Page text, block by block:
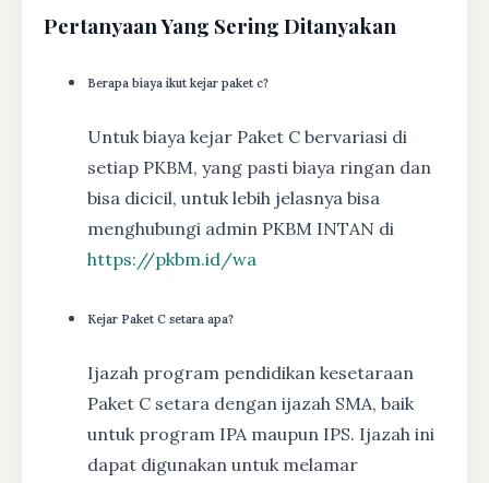
Pertanyaan Yang Sering Ditanyakan
Berapa biaya ikut kejar paket c?
Untuk biaya kejar Paket C bervariasi di
setiap PKBM, yang pasti biaya ringan dan
bisa dicicil, untuk lebih jelasnya bisa
menghubungi admin PKBM INTAN di
https://pkbm.id/wa
Kejar Paket C setara apa?
Ijazah program pendidikan kesetaraan
Paket C setara dengan ijazah SMA, baik
untuk program IPA maupun IPS. Ijazah ini
dapat digunakan untuk melamar